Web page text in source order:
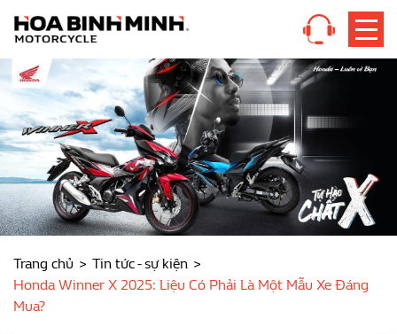
Trang chủ
Tin tức - sự kiện
Honda Winner X 2025: Liệu Có Phải Là Một Mẫu Xe Đáng
Mua?